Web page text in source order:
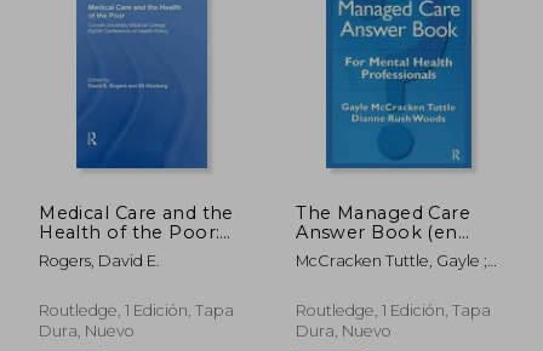
Medical Care and the
Health of the Poor:
Cornell University
Medical College
on Health Policy (en
Inglés)
Rogers, David E.
Routledge, 1 Edición, Tapa
Dura, Nuevo
The Managed Care
Answer Book (en
Inglés)
McCracken Tuttle, Gayle ;
Routledge, 1 Edición, Tapa
Dura, Nuevo